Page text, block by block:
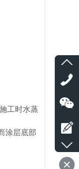
工时水蒸
涂层底部